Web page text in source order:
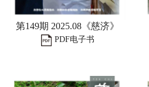
第149期 2025.08《慈济》
PDF电子书